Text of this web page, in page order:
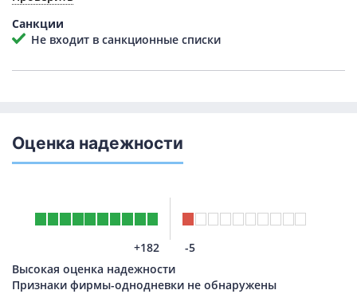
Санкции
Не входит в санкционные списки
Оценка надежности
+182
-5
Высокая оценка надежности
Признаки фирмы-однодневки не обнаружены